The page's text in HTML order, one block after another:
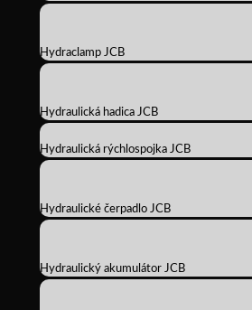
Hydraclamp JCB
Hydraulická hadica JCB
Hydraulická rýchlospojka JCB
Hydraulické čerpadlo JCB
Hydraulický akumulátor JCB